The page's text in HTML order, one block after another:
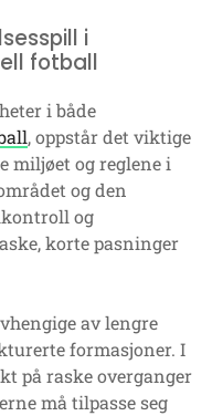
i
fotball
i både
, oppstår det viktige
miljøet og reglene i
og den
og
korte pasninger
av lengre
formasjoner. I
på raske overganger
må tilpasse seg